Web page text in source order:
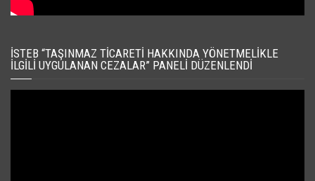
İSTEB “TAŞINMAZ TICARETI HAKKINDA YÖNETMELIKLE
İLGILI UYGULANAN CEZALAR” PANELI DÜZENLENDI